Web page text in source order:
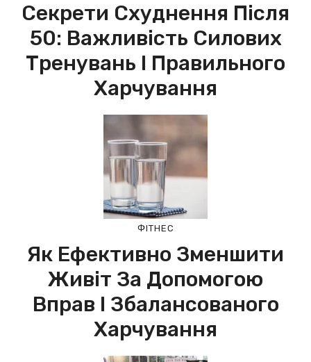
Секрети Схуднення Після
50: Важливість Силових
Тренувань І Правильного
Харчування
ФІТНЕС
Як Ефективно Зменшити
Живіт За Допомогою
Вправ І Збалансованого
Харчування